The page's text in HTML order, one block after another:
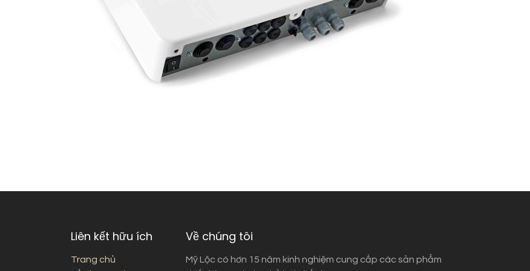
Liên kết hữu ích
Trang chủ
Về chúng tôi
Mỹ Lộc có hơn 15 năm kinh nghiệm cung cấp các sản phẩm